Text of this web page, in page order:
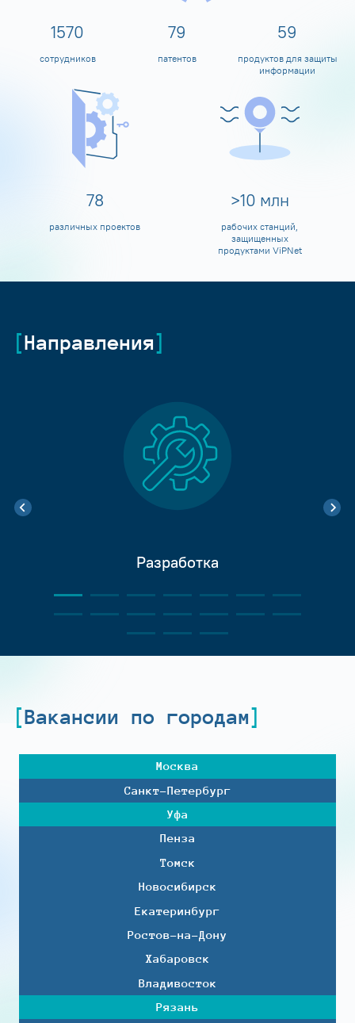
1600
сотрудников
80
патентов
60
продуктов для защиты
информации
80
различных проектов
>10 млн
рабочих станций,
защищенных
продуктами ViPNet
Направления
Разработка
Вакансии по городам
Москва
Санкт-Петербург
Уфа
Пенза
Томск
Новосибирск
Екатеринбург
Ростов-на-Дону
Хабаровск
Владивосток
Рязань